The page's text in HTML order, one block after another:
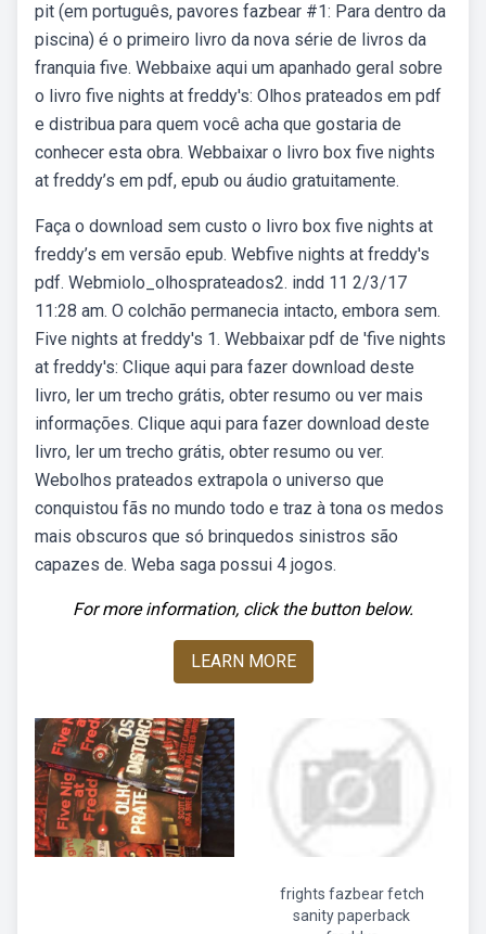
pit (em português, pavores fazbear #1: Para dentro da
piscina) é o primeiro livro da nova série de livros da
franquia five. Webbaixe aqui um apanhado geral sobre
o livro five nights at freddy's: Olhos prateados em pdf
e distribua para quem você acha que gostaria de
conhecer esta obra. Webbaixar o livro box five nights
at freddy’s em pdf, epub ou áudio gratuitamente.
Faça o download sem custo o livro box five nights at
freddy’s em versão epub. Webfive nights at freddy's
pdf. Webmiolo_olhosprateados2. indd 11 2/3/17
11:28 am. O colchão permanecia intacto, embora sem.
Five nights at freddy's 1. Webbaixar pdf de 'five nights
at freddy's: Clique aqui para fazer download deste
livro, ler um trecho grátis, obter resumo ou ver mais
informações. Clique aqui para fazer download deste
livro, ler um trecho grátis, obter resumo ou ver.
Webolhos prateados extrapola o universo que
conquistou fãs no mundo todo e traz à tona os medos
mais obscuros que só brinquedos sinistros são
capazes de. Weba saga possui 4 jogos.
For more information, click the button below.
LEARN MORE
frights fazbear fetch
sanity paperback